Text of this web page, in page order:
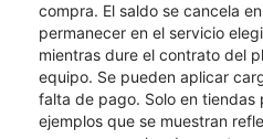
compra. El saldo se cancela
permanecer en el servicio
mientras dure el contrato del
equipo. Se pueden aplicar
falta de pago. Solo en tiendas
ejemplos que se muestran